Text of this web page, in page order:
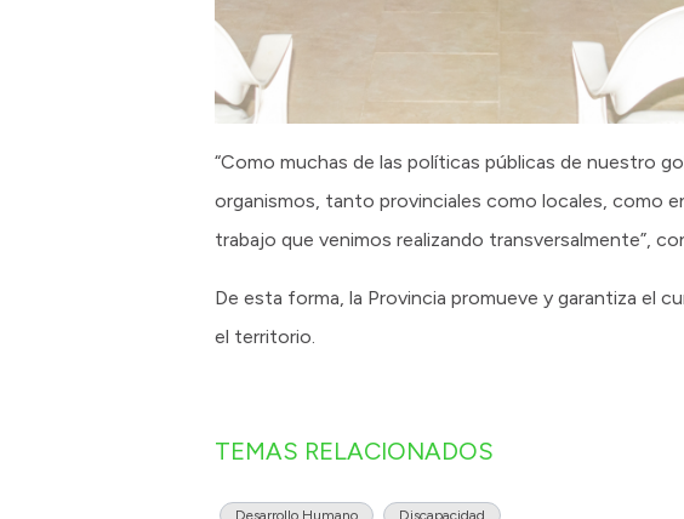
“Como muchas de las políticas públicas de nuestro
organismos, tanto provinciales como locales, como
trabajo que venimos realizando transversalmente”,
De esta forma, la Provincia promueve y garantiza el
el territorio.
TEMAS RELACIONADOS